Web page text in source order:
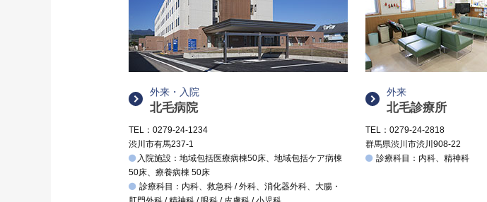
外来・入院
北毛病院
TEL：0279-24-1234
渋川市有馬237-1
入院施設：地域包括医療病棟50床、地域包括ケア病棟
50床、療養病棟 50床
診療科目：内科、救急科 / 外科、消化器外科、大腸・
外来
北毛診療所
TEL：0279-24-2818
群馬県渋川市渋川908-22
診療科目：内科、精神科